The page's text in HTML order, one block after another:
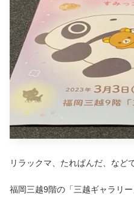
リラックマ、たれぱんだ、など
福岡三越9階の「三越ギャラリ